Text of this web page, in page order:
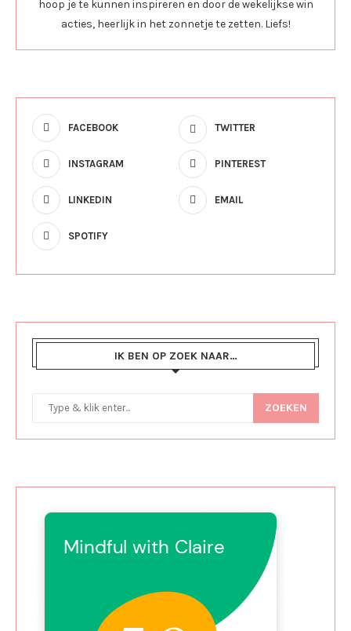
hoop je te kunnen inspireren en door de wekelijkse win
acties, heerlijk in het zonnetje te zetten. Liefs!
FACEBOOK TWITTER
INSTAGRAM PINTEREST
LINKEDIN EMAIL
SPOTIFY
IK BEN OP ZOEK NAAR…
ZOEKEN